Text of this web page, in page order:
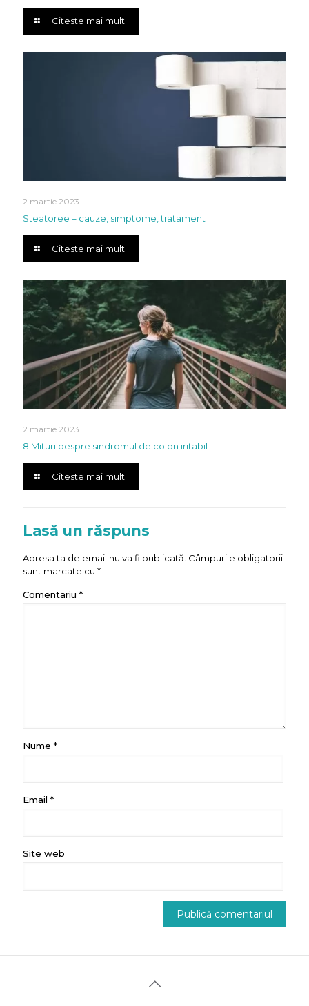
Citeste mai mult
2 martie 2023
Steatoree – cauze, simptome, tratament
Citeste mai mult
2 martie 2023
8 Mituri despre sindromul de colon iritabil
Citeste mai mult
Lasă un răspuns
Adresa ta de email nu va fi publicată. Câmpurile obligatorii
sunt marcate cu *
Comentariu *
Nume *
Email *
Site web